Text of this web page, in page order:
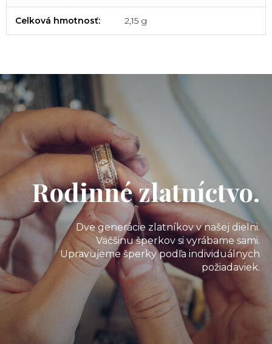
Celková hmotnosť: 2,15 g
Rodinné zlatníctvo.
Dve generácie zlatníkov v našej dielni.
Väčšinu šperkov si vyrábame sami.
Upravujeme šperky podľa individuálnych
požiadaviek.